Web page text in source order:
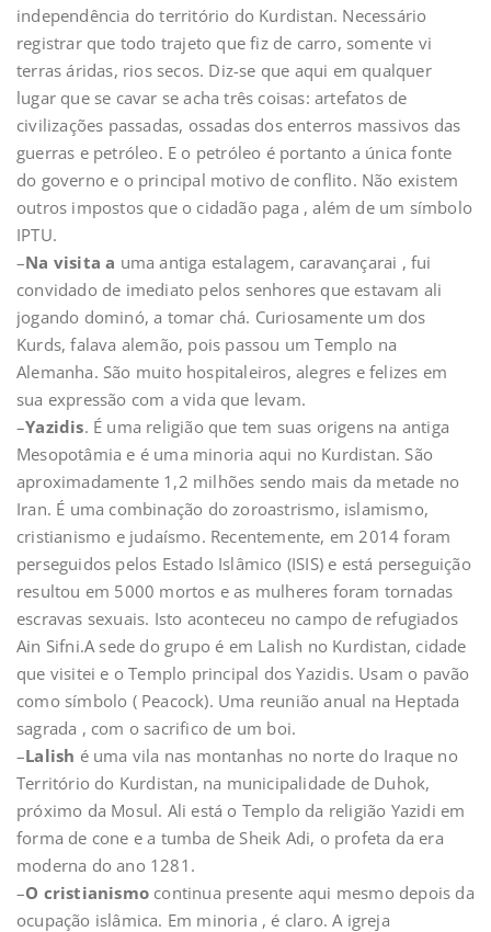
independência do território do Kurdistan. Necessário
registrar que todo trajeto que fiz de carro, somente vi
terras áridas, rios secos. Diz-se que aqui em qualquer
lugar que se cavar se acha três coisas: artefatos de
civilizações passadas, ossadas dos enterros massivos das
guerras e petróleo. E o petróleo é portanto a única fonte
do governo e o principal motivo de conflito. Não existem
outros impostos que o cidadão paga , além de um símbolo
IPTU.
–Na visita a uma antiga estalagem, caravançarai , fui
convidado de imediato pelos senhores que estavam ali
jogando dominó, a tomar chá. Curiosamente um dos
Kurds, falava alemão, pois passou um Templo na
Alemanha. São muito hospitaleiros, alegres e felizes em
sua expressão com a vida que levam.
–Yazidis. É uma religião que tem suas origens na antiga
Mesopotâmia e é uma minoria aqui no Kurdistan. São
aproximadamente 1,2 milhões sendo mais da metade no
Iran. É uma combinação do zoroastrismo, islamismo,
cristianismo e judaísmo. Recentemente, em 2014 foram
perseguidos pelos Estado Islâmico (ISIS) e está perseguição
resultou em 5000 mortos e as mulheres foram tornadas
escravas sexuais. Isto aconteceu no campo de refugiados
Ain Sifni.A sede do grupo é em Lalish no Kurdistan, cidade
que visitei e o Templo principal dos Yazidis. Usam o pavão
como símbolo ( Peacock). Uma reunião anual na Heptada
sagrada , com o sacrifico de um boi.
–Lalish é uma vila nas montanhas no norte do Iraque no
Território do Kurdistan, na municipalidade de Duhok,
próximo da Mosul. Ali está o Templo da religião Yazidi em
forma de cone e a tumba de Sheik Adi, o profeta da era
moderna do ano 1281.
–O cristianismo continua presente aqui mesmo depois da
ocupação islâmica. Em minoria , é claro. A igreja